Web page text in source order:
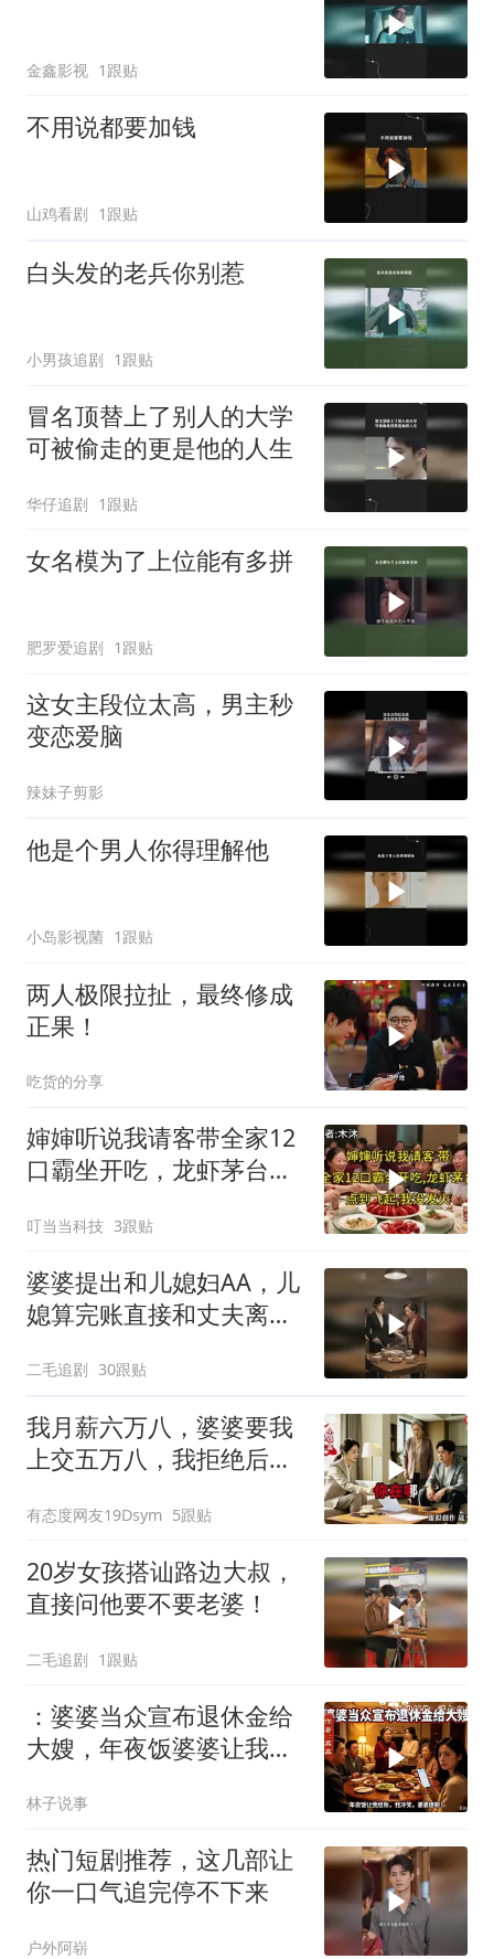
金鑫影视 1跟贴
不用说都要加钱
山鸡看剧 1跟贴
白头发的老兵你别惹
小男孩追剧 1跟贴
冒名顶替上了别人的大学
可被偷走的更是他的人生
华仔追剧 1跟贴
女名模为了上位能有多拼
肥罗爱追剧 1跟贴
这女主段位太高，男主秒
变恋爱脑
辣妹子剪影
他是个男人你得理解他
小岛影视菌 1跟贴
两人极限拉扯，最终修成
正果！
吃货的分享
婶婶听说我请客带全家12
口霸坐开吃，龙虾茅台点
叮当当科技 3跟贴
婆婆提出和儿媳妇AA，儿
媳算完账直接和丈夫离
二毛追剧 30跟贴
我月薪六万八，婆婆要我
上交五万八，我拒绝后她
离婚
有态度网友19Dsym 5跟贴
20岁女孩搭讪路边大叔，
直接问他要不要老婆！
二毛追剧 1跟贴
：婆婆当众宣布退休金给
大嫂，年夜饭婆婆让我结
林子说事
热门短剧推荐，这几部让
你一口气追完停不下来
户外阿崭